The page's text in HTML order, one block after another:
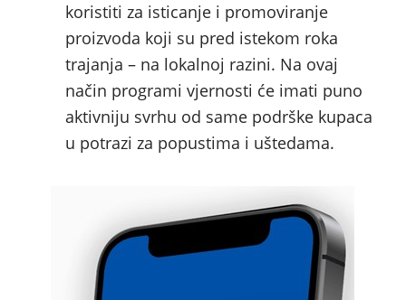
koristiti za isticanje i promoviranje
proizvoda koji su pred istekom roka
trajanja – na lokalnoj razini. Na ovaj
način programi vjernosti će imati puno
aktivniju svrhu od same podrške kupaca
u potrazi za popustima i uštedama.